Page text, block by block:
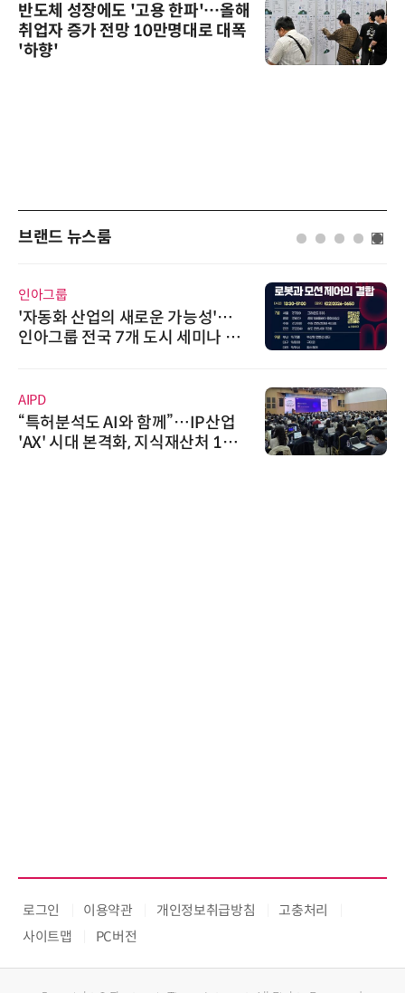
반도체 성장에도 '고용 한파'…올해
취업자 증가 전망 10만명대로 대폭
'하향'
브랜드 뉴스룸
인아그룹
'자동화 산업의 새로운 가능성'…
인아그룹 전국 7개 도시 세미나 페
AIPD
“특허분석도 AI와 함께”…IP산업
'AX' 시대 본격화, 지식재산처 1호
로그인 이용약관 개인정보취급방침
고충처리
사이트맵
PC버전